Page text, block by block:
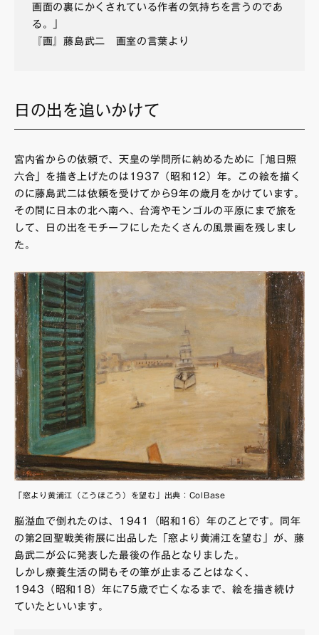
画面の裏にかくされている作者の気持ちを言うのであ
る。」
『画』藤島武二 画室の言葉より
日の出を追いかけて
宮内省からの依頼で、天皇の学問所に納めるために「旭日照
六合」を描き上げたのは1937（昭和12）年。この絵を描く
のに藤島武二は依頼を受けてから9年の歳月をかけています。
その間に日本の北へ南へ、台湾やモンゴルの平原にまで旅を
して、日の出をモチーフにしたたくさんの風景画を残しまし
た。
「窓より黄浦江（こうほこう）を望む」出典： ColBase
脳溢血で倒れたのは、1941（昭和16）年のことです。同年
の第2回聖戦美術展に出品した「窓より黄浦江を望む」が、藤
島武二が公に発表した最後の作品となりました。
しかし療養生活の間もその筆が止まることはなく、
1943（昭和18）年に75歳で亡くなるまで、絵を描き続け
ていたといいます。